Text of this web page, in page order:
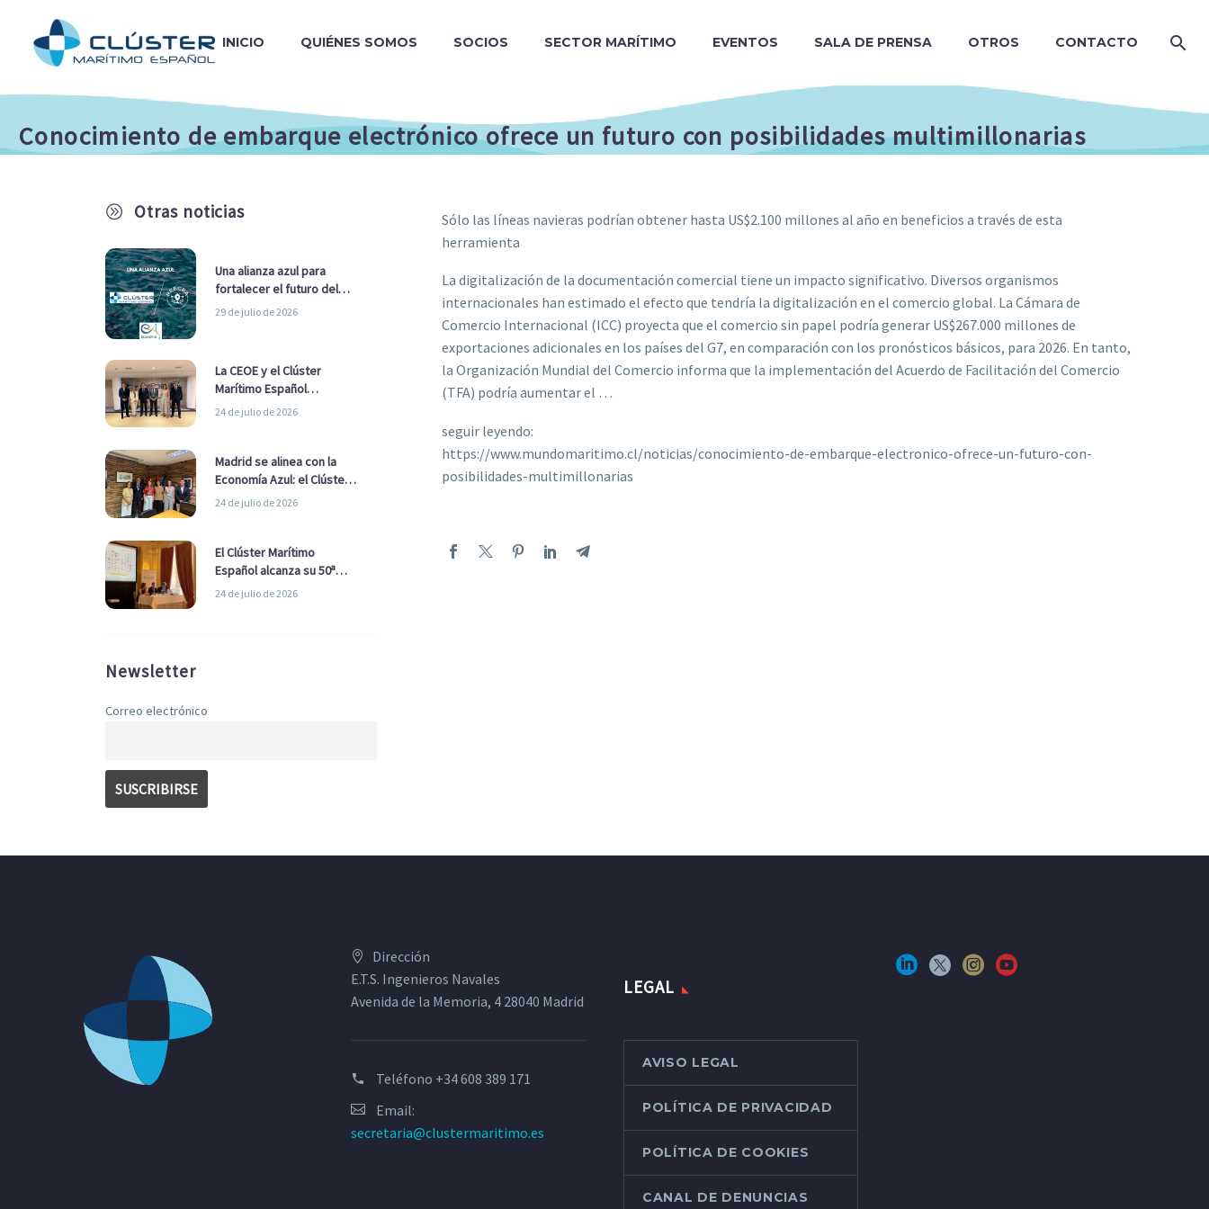
INICIO QUIÉNES SOMOS SOCIOS SECTOR MARÍTIMO EVENTOS SALA DE PRENSA OTROS CONTACTO
Conocimiento de embarque electrónico ofrece un futuro con posibilidades multimillonarias
A Otras noticias
Una alianza azul para
fortalecer el futuro del
sector marítimo
29 de julio de 2026
La CEOE y el Clúster
Marítimo Español
refuerzan su alianza para
24 de julio de 2026
Madrid se alinea con la
Economía Azul: el Clúster
Marítimo Español y la Real
Ayuntamiento
24 de julio de 2026
El Clúster Marítimo
Español alcanza su 50ª
Asamblea reafirmando su
24 de julio de 2026
Newsletter
Correo electrónico
Sólo las líneas navieras podrían obtener hasta US$2.100 millones al año en beneficios a través de esta
herramienta
La digitalización de la documentación comercial tiene un impacto significativo. Diversos organismos
internacionales han estimado el efecto que tendría la digitalización en el comercio global. La Cámara de
Comercio Internacional (ICC) proyecta que el comercio sin papel podría generar US$267.000 millones de
exportaciones adicionales en los países del G7, en comparación con los pronósticos básicos, para 2026. En tanto,
la Organización Mundial del Comercio informa que la implementación del Acuerdo de Facilitación del Comercio
(TFA) podría aumentar el …
seguir leyendo:
https://www.mundomaritimo.cl/noticias/conocimiento-de-embarque-electronico-ofrece-un-futuro-con-
posibilidades-multimillonarias
Dirección
E.T.S. Ingenieros Navales
Avenida de la Memoria, 4 28040 Madrid
Teléfono +34 608 389 171
Email:
secretaria@clustermaritimo.es
LEGAL
AVISO LEGAL
POLÍTICA DE PRIVACIDAD
POLÍTICA DE COOKIES
CANAL DE DENUNCIAS